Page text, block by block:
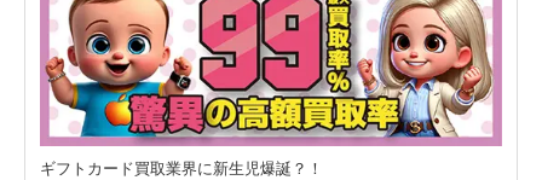
ギフトカード買取業界に新生児爆誕？！